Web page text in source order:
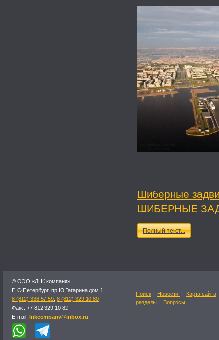
Шиберные
ШИБЕРНЫЕ
Полный текст...
© OOO «ЛНК компани»
Г. С-Петербург, пр.Ю.Гагарина дом 1.
8 (812) 336 57 59 8 (812) 329 10 80
Факс: +7 812 329 10 82
E-mail: lnkcompany@inbox.ru
Поиск | Новости | Карта сайта
разделы | Вопросы